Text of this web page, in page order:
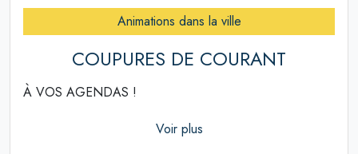
Animations dans la ville
COUPURES DE COURANT
À VOS AGENDAS !
Voir plus